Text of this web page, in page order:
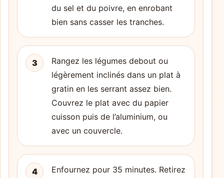
du sel et du poivre, en enrobant
bien sans casser les tranches.
3
Rangez les légumes debout ou
légèrement inclinés dans un plat à
gratin en les serrant assez bien.
Couvrez le plat avec du papier
cuisson puis de l’aluminium, ou
avec un couvercle.
4 Enfournez pour 35 minutes. Retirez